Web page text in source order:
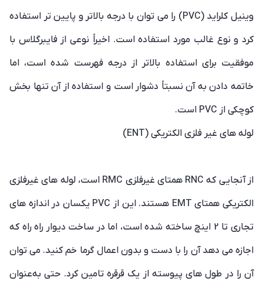
وینیل کلراید (PVC) را می توان با درجه بالاتر و پایین تر استفاده
کرد و نوع غالب مورد استفاده است. اخیراً نوعی از فایبرگلاس با
موفقیت برای استفاده بالاتر از درجه فهرست شده است، اما
خاتمه دادن به آن نسبتاً دشوار است و استفاده از آن تنها بخش
کوچکی از PVC است.
لوله های غیر فلزی الکتریکی (ENT)
از آنجایی که RNC همتای غیرفلزی RMC است، لوله های غیرفلزی
الکتریکی همتای EMT هستند. این از PVC یکسان در اندازه های
تجاری تا 2 اینچ ساخته شده است، اما در ساخت دیوار راه راه که
اجازه می دهد آن را با دست و بدون اعمال گرما خم کنید. می توان
آن را در طول های پیوسته از یک قرقره تامین کرد. حتی به‌عنوان